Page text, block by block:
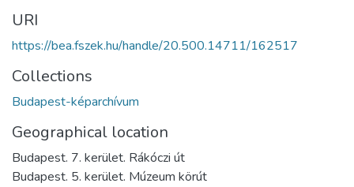
URI
https://bea.fszek.hu/handle/20.500.14711/162517
Collections
Budapest-képarchívum
Geographical location
Budapest. 7. kerület. Rákóczi út
Budapest. 5. kerület. Múzeum körút